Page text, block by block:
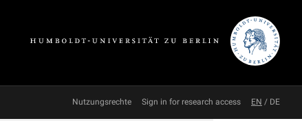
Nutzungsrechte Sign in for research access EN / DE